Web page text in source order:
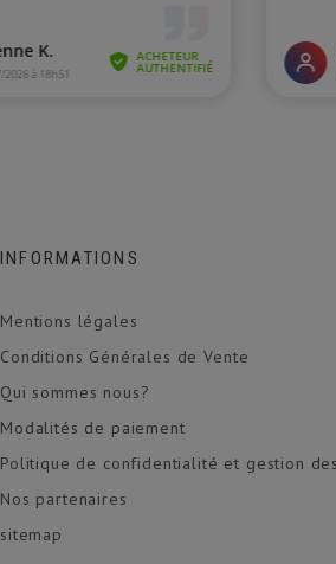
INFORMATIONS
Mentions légales
Conditions Générales de Vente
Qui sommes nous?
Modalités de paiement
Politique de confidentialité et gestion
Nos partenaires
sitemap